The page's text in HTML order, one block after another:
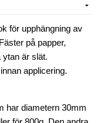
för upphängning av
på papper,
ytan är slät.
applicering.
har diametern 30mm